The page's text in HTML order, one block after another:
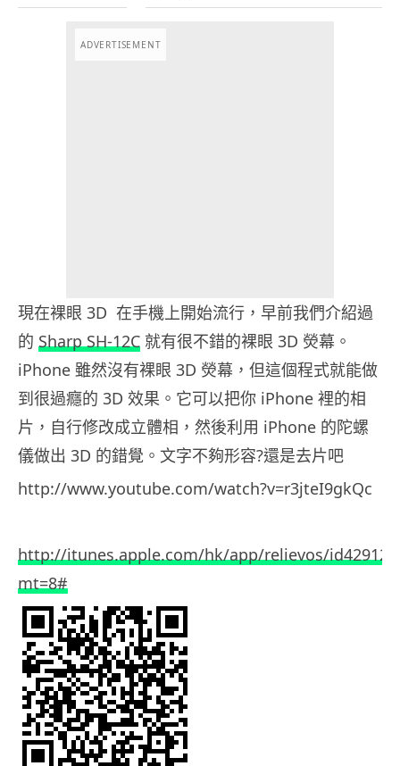
ADVERTISEMENT
現在裸眼 3D 在手機上開始流行，早前我們介紹過
的 Sharp SH-12C 就有很不錯的裸眼 3D 熒幕。
iPhone 雖然沒有裸眼 3D 熒幕，但這個程式就能做
到很過癮的 3D 效果。它可以把你 iPhone 裡的相
片，自行修改成立體相，然後利用 iPhone 的陀螺
儀做出 3D 的錯覺。文字不夠形容?還是去片吧
http://www.youtube.com/watch?v=r3jteI9gkQc
http://itunes.apple.com/hk/app/relievos/
mt=8#